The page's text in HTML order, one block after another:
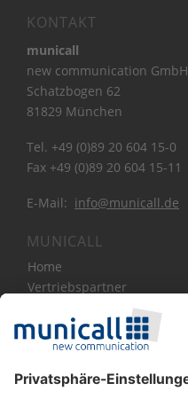
KONTAKT
municall
new communication GmbH
Schatzbogen 62
81829 München
Tel. +49 (0)89 20 604 15-0
Fax +49 (0)89 20 604 15-11
E-Mail: info@municall.de
MUNICALL
Home
Vertriebspartner
Über Uns
News
Kontakt